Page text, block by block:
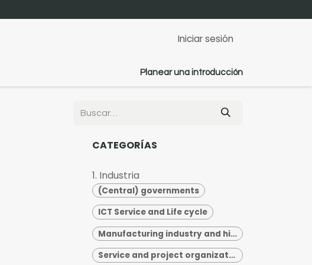
Iniciar sesión
Planear una introducción
CATEGORÍAS
1. Industria
(Central) governments
ICT Service and Life cycle
Manufacturing industry and high-tech
Service and project organizations